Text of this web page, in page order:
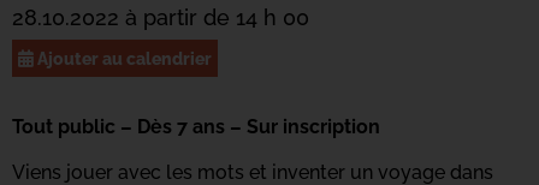
28.10.2022 à partir de 14 h 00
Ajouter au calendrier
Tout public – Dès 7 ans – Sur inscription
Viens jouer avec les mots et inventer un voyage dans